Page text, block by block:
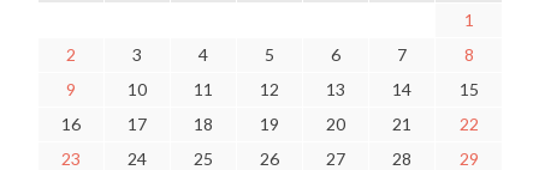
1
2
3 4 5 6 7
8
9
10 11 12 13 14
15
16
17 18 19 20 21
22
23
24 25 26 27 28
29